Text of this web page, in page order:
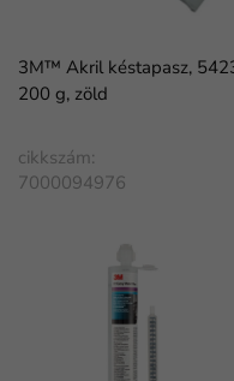
3M™ Akril késtapasz,
200 g, zöld
cikkszám:
7000094976